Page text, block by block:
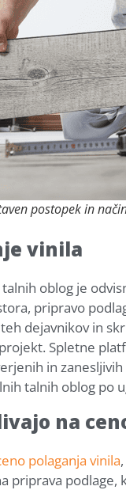
postopek in
vinila
oblog je
pripravo
dejavnikov in
Spletne
in
talnih oblog po
na
polaganja vinila
priprava podlage,